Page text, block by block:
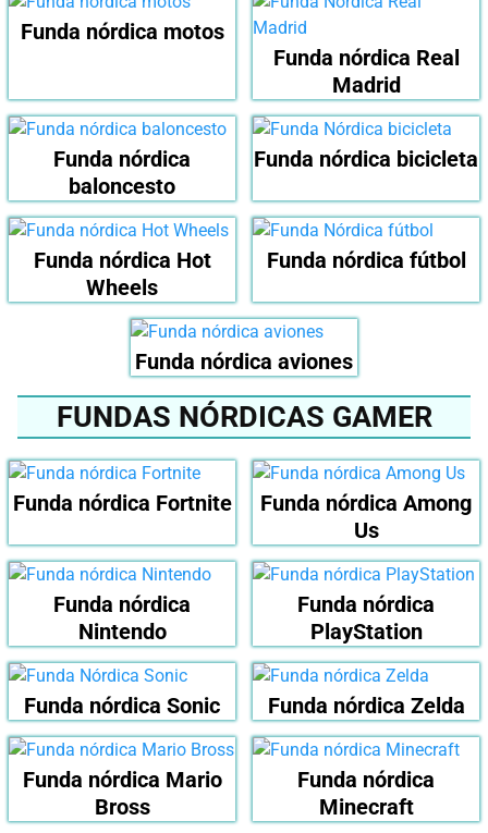
Funda nórdica motos
Funda nórdica Real
Madrid
Funda nórdica
baloncesto
Funda nórdica bicicleta
Funda nórdica Hot
Wheels
Funda nórdica fútbol
Funda nórdica aviones
FUNDAS NÓRDICAS GAMER
Funda nórdica Fortnite
Funda nórdica Among
Us
Funda nórdica
Nintendo
Funda nórdica
PlayStation
Funda nórdica Sonic Funda nórdica Zelda
Funda nórdica Mario
Bross
Funda nórdica
Minecraft